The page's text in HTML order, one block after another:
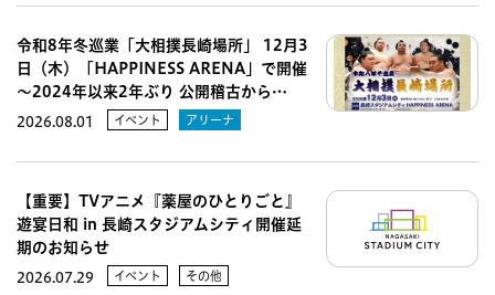
令和8年冬巡業「大相撲長崎場所」 12月3
日（木）「HAPPINESS ARENA」で開催
～2024年以来2年ぶり 公開稽古から…
2026.08.01 イベント アリーナ
【重要】TVアニメ『薬屋のひとりごと』
遊宴日和 in 長崎スタジアムシティ開催延
期のお知らせ
2026.07.29 イベント その他